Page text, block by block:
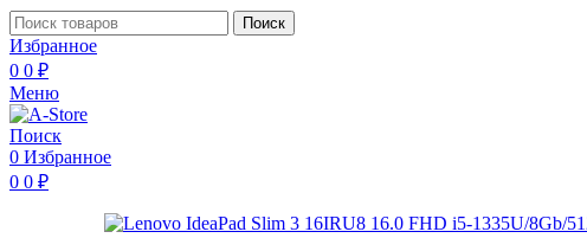
Поиск
Избранное
0 0 ₽
Меню
Поиск
0 Избранное
0 0 ₽